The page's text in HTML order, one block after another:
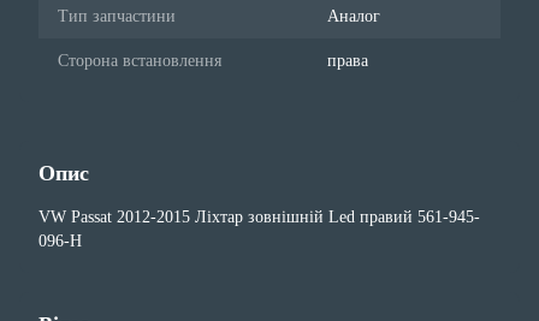
Тип запчастини Аналог
Сторона встановлення права
Опис
VW Passat 2012-2015 Ліхтар зовнішній Led правий 561-945-
096-H